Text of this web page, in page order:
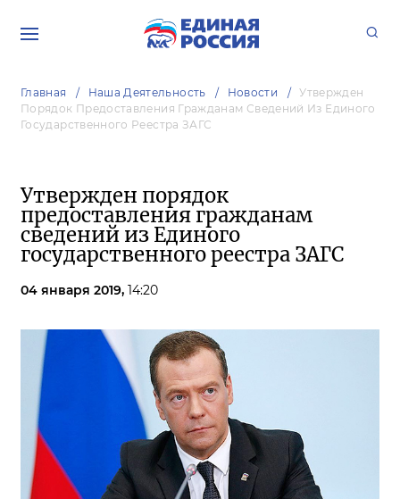
Главная Наша Деятельность Новости
Утвержден
Порядок Предоставления Гражданам Сведений Из Единого
Государственного Реестра ЗАГС
Утвержден порядок
предоставления гражданам
сведений из Единого
государственного реестра ЗАГС
04 января 2019, 14:20